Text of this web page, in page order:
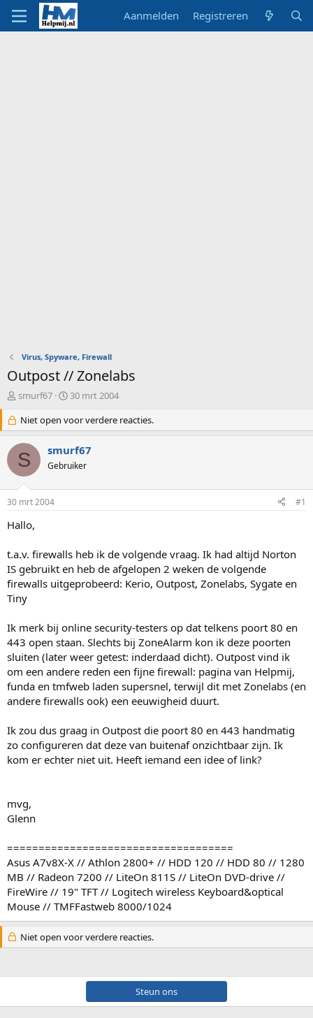
Aanmelden Registreren
Virus, Spyware, Firewall
Outpost // Zonelabs
O
d
e
r
w
e
s
t
a
t
e
r
smurf67
S
a
r
d
a
m
30 mrt 2004
Niet open voor verdere reacties.
S smurf67
Gebruiker
30 mrt 2004 #1
Hallo,
t.a.v. firewalls heb ik de volgende vraag. Ik had altijd Norton
IS gebruikt en heb de afgelopen 2 weken de volgende
firewalls uitgeprobeerd: Kerio, Outpost, Zonelabs, Sygate en
Tiny
Ik merk bij online security-testers op dat telkens poort 80 en
443 open staan. Slechts bij ZoneAlarm kon ik deze poorten
sluiten (later weer getest: inderdaad dicht). Outpost vind ik
om een andere reden een fijne firewall: pagina van Helpmij,
funda en tmfweb laden supersnel, terwijl dit met Zonelabs (en
andere firewalls ook) een eeuwigheid duurt.
Ik zou dus graag in Outpost die poort 80 en 443 handmatig
zo configureren dat deze van buitenaf onzichtbaar zijn. Ik
kom er echter niet uit. Heeft iemand een idee of link?
mvg,
Glenn
====================================
Asus A7v8X-X // Athlon 2800+ // HDD 120 // HDD 80 // 1280
MB // Radeon 7200 // LiteOn 811S // LiteOn DVD-drive //
FireWire // 19" TFT // Logitech wireless Keyboard&optical
Mouse // TMFFastweb 8000/1024
Niet open voor verdere reacties.
Steun ons